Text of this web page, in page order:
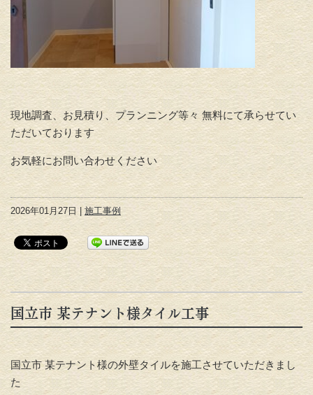
現地調査、お見積り、プランニング等々 無料にて承らせてい
ただいております
お気軽にお問い合わせください
2026年01月27日 | 施工事例
国立市 某テナント様タイル工事
国立市 某テナント様の外壁タイルを施工させていただきまし
た